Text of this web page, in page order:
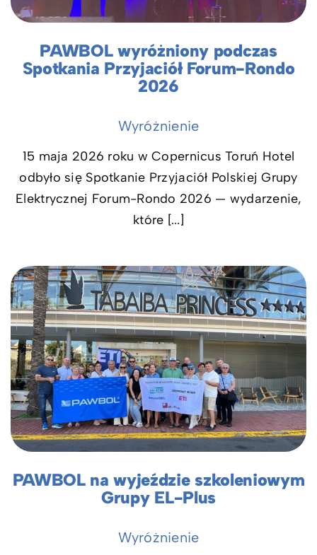
PAWBOL wyróżniony podczas
Spotkania Przyjaciół Forum-Rondo
2026
Wyróżnienie
15 maja 2026 roku w Copernicus Toruń Hotel
odbyło się Spotkanie Przyjaciół Polskiej Grupy
Elektrycznej Forum-Rondo 2026 — wydarzenie,
które [...]
PAWBOL na wyjeździe szkoleniowym
Grupy EL-Plus
Wyróżnienie